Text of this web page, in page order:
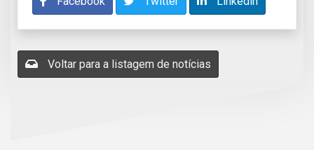
Voltar para a listagem de notícias